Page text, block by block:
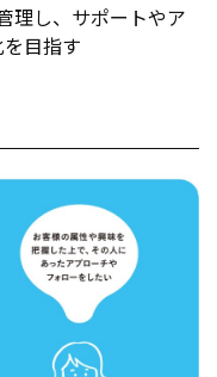
理し、サポートやア
目指す